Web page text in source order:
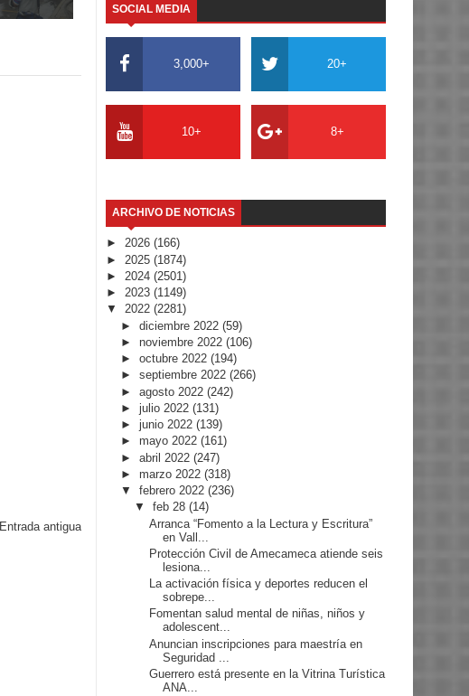
Entrada antigua
SOCIAL MEDIA
3,000+ 20+
10+ 8+
ARCHIVO DE NOTICIAS
► 2026 (166)
► 2025 (1874)
► 2024 (2501)
► 2023 (1149)
▼ 2022 (2281)
► diciembre 2022 (59)
► noviembre 2022 (106)
► octubre 2022 (194)
► septiembre 2022 (266)
► agosto 2022 (242)
► julio 2022 (131)
► junio 2022 (139)
► mayo 2022 (161)
► abril 2022 (247)
► marzo 2022 (318)
▼ febrero 2022 (236)
▼feb 28(14)
Arranca “Fomento a la Lectura y Escritura”
en Vall...
Protección Civil de Amecameca atiende seis
lesiona...
La activación física y deportes reducen el
sobrepe...
Fomentan salud mental de niñas, niños y
adolescent...
Anuncian inscripciones para maestría en
Seguridad ...
Guerrero está presente en la Vitrina Turística
ANA...